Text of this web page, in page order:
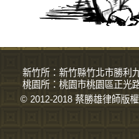
新竹所： 新竹縣竹北市勝利
桃園所： 桃園市桃園區正光
© 2012-2018 蔡勝雄律師